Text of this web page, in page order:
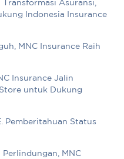
Asuransi,
Indonesia Insurance
MNC Insurance Raih
Insurance Jalin
untuk Dukung
Pemberitahuan Status
MNC